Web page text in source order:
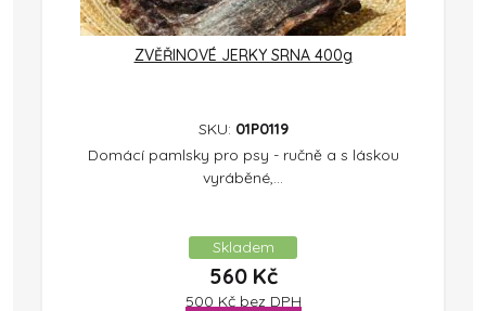
ZVĚŘINOVÉ JERKY SRNA 400g
SKU: 01P0119
Domácí pamlsky pro psy - ručně a s láskou
vyráběné,...
Skladem
560 Kč
500 Kč bez DPH